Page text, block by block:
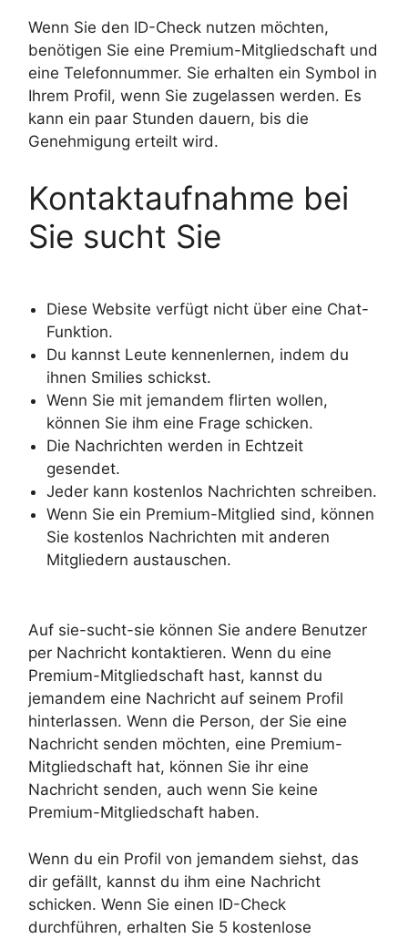
Wenn Sie den ID-Check nutzen möchten,
benötigen Sie eine Premium-Mitgliedschaft und
eine Telefonnummer. Sie erhalten ein Symbol in
Ihrem Profil, wenn Sie zugelassen werden. Es
kann ein paar Stunden dauern, bis die
Genehmigung erteilt wird.
Kontaktaufnahme bei
Sie sucht Sie
Diese Website verfügt nicht über eine Chat-
Funktion.
Du kannst Leute kennenlernen, indem du
ihnen Smilies schickst.
Wenn Sie mit jemandem flirten wollen,
können Sie ihm eine Frage schicken.
Die Nachrichten werden in Echtzeit
gesendet.
Jeder kann kostenlos Nachrichten schreiben.
Wenn Sie ein Premium-Mitglied sind, können
Sie kostenlos Nachrichten mit anderen
Mitgliedern austauschen.
Auf sie-sucht-sie können Sie andere Benutzer
per Nachricht kontaktieren. Wenn du eine
Premium-Mitgliedschaft hast, kannst du
jemandem eine Nachricht auf seinem Profil
hinterlassen. Wenn die Person, der Sie eine
Nachricht senden möchten, eine Premium-
Mitgliedschaft hat, können Sie ihr eine
Nachricht senden, auch wenn Sie keine
Premium-Mitgliedschaft haben.
Wenn du ein Profil von jemandem siehst, das
dir gefällt, kannst du ihm eine Nachricht
schicken. Wenn Sie einen ID-Check
durchführen, erhalten Sie 5 kostenlose